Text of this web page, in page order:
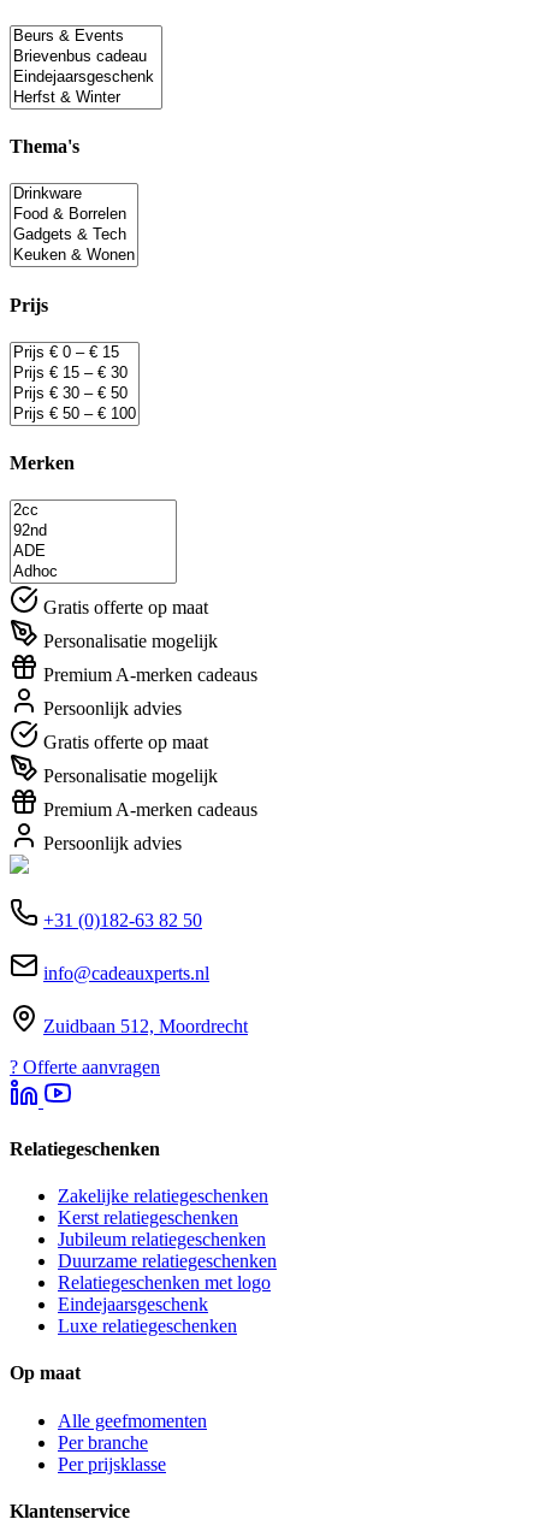
Thema's
Prijs
Merken
Gratis offerte op maat
Personalisatie mogelijk
Premium A-merken cadeaus
Persoonlijk advies
Gratis offerte op maat
Personalisatie mogelijk
Premium A-merken cadeaus
Persoonlijk advies
+31 (0)182-63 82 50
info@cadeauxperts.nl
Zuidbaan 512, Moordrecht
? Offerte aanvragen
Relatiegeschenken
Zakelijke relatiegeschenken
Kerst relatiegeschenken
Jubileum relatiegeschenken
Duurzame relatiegeschenken
Relatiegeschenken met logo
Eindejaarsgeschenk
Luxe relatiegeschenken
Op maat
Alle geefmomenten
Per branche
Per prijsklasse
Klantenservice